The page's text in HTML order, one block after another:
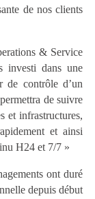
de nos clients
& Service
investi dans une
de contrôle d’un
de suivre
et infrastructures,
et ainsi
H24 et 7/7 »
ont duré
depuis début